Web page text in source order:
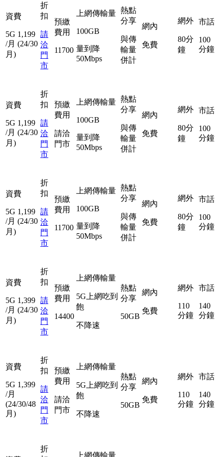
資費
5G 1,199
/月 (24/30
月)
折
扣
請
洽
門
市
預繳
費用
11700
上網傳輸量
100GB
量到降
50Mbps
熱點
分享
與傳
輸量
併計
網內
免費
網外
80分
鐘
市話
100
分鐘
資費
5G 1,199
/月 (24/30
月)
折
扣
請
洽
門
市
預繳
費用
請洽
門市
上網傳輸量
100GB
量到降
50Mbps
熱點
分享
與傳
輸量
併計
網內
免費
網外
80分
鐘
市話
100
分鐘
資費
5G 1,199
/月 (24/30
月)
折
扣
請
洽
門
市
預繳
費用
11700
上網傳輸量
100GB
量到降
50Mbps
熱點
分享
與傳
輸量
併計
網內
免費
網外
80分
鐘
市話
100
分鐘
資費
5G 1,399
/月 (24/30
月)
折
扣
請
洽
門
市
預繳
費用
14400
上網傳輸量
5G上網吃到
飽
不降速
熱點
分享
50GB
網內
免費
網外
110
分鐘
市話
140
分鐘
資費
5G 1,399
/月
(24/30/48
月)
折
扣
請
洽
門
市
預繳
費用
請洽
門市
上網傳輸量
5G上網吃到
飽
不降速
熱點
分享
50GB
網內
免費
網外
110
分鐘
市話
140
分鐘
折
上網傳輸量